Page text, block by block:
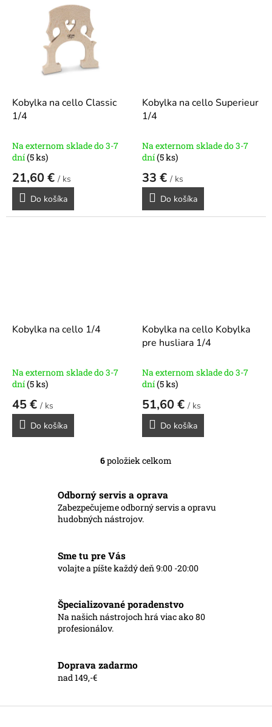
Kobylka na cello Classic
1/4
Na externom sklade do 3-7
dní(5 ks)
21,60 € / ks
Do košíka
Kobylka na cello Superieur
1/4
Na externom sklade do 3-7
dní(5 ks)
33 € / ks
Do košíka
Kobylka na cello 1/4
Na externom sklade do 3-7
dní(5 ks)
45 € / ks
Do košíka
Kobylka na cello Kobylka
pre husliara 1/4
Na externom sklade do 3-7
dní(5 ks)
51,60 € / ks
Do košíka
O
á
d
a
p
k
y
i
s
6položiek celkom
Odborný servis a oprava
Zabezpečujeme odborný servis a opravu
hudobných nástrojov.
Sme tu pre Vás
volajte a píšte každý deň 9:00 -20:00
Špecializované poradenstvo
Na našich nástrojoch hrá viac ako 80
profesionálov.
Doprava zadarmo
nad 149,-€
Z